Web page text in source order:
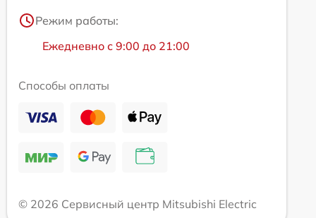
Режим работы:
Ежедневно с 9:00 до 21:00
Способы оплаты
© 2026 Сервисный центр Mitsubishi Electric